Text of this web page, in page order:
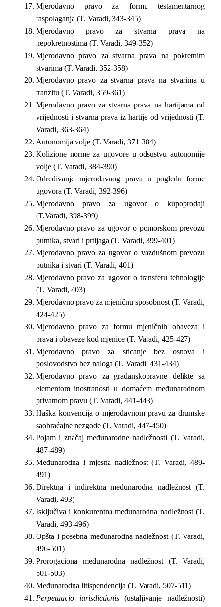
Mjerodavno pravo za formu testamentarnog
raspolaganja (T. Varadi, 343-345)
Mjerodavno pravo za stvarna prava na
nepokretnostima (T. Varadi, 349-352)
Mjerodavno pravo za stvarna prava na pokretnim
stvarima (T. Varadi, 352-358)
Mjerodavno pravo za stvarna prava na stvarima u
tranzitu (T. Varadi, 359-361)
Mjerodavno pravo za stvarna prava na hartijama od
vrijednosti i stvarna prava iz hartije od vrijednosti (T.
Varadi, 363-364)
Autonomija volje (T. Varadi, 371-384)
Kolizione norme za ugovore u odsustvu autonomije
volje (T. Varadi, 384-390)
Određivanje mjerodavnog prava u pogledu forme
ugovora (T. Varadi, 392-396)
Mjerodavno pravo za ugovor o kupoprodaji
(T.Varadi, 398-399)
Mjerodavno pravo za ugovor o pomorskom prevozu
putnika, stvari i prtljaga (T. Varadi, 399-401)
Mjerodavno pravo za ugovor o vazdušnom prevozu
putnika i stvari (T. Varadi, 401)
Mjerodavno pravo za ugovor o transferu tehnologije
(T. Varadi, 403)
Mjerodavno pravo za mjeničnu sposobnost (T. Varadi,
424-425)
Mjerodavno pravo za formu mjeničnih obaveza i
prava i obaveze kod mjenice (T. Varadi, 425-427)
Mjerodavno pravo za sticanje bez osnova i
poslovodstvo bez naloga (T. Varadi, 431-434)
Mjerodavno pravo za građanskopravne delikte sa
elementom inostranosti u domaćem međunarodnom
privatnom pravu (T. Varadi, 441-443)
Haška konvencija o mjerodavnom pravu za drumske
saobraćajne nezgode (T. Varadi, 447-450)
Pojam i značaj međunarodne nadležnosti (T. Varadi,
487-489)
Međunarodna i mjesna nadležnost (T. Varadi, 489-
491)
Direktna i indirektna međunarodna nadležnost (T.
Varadi, 493)
Isključiva i konkurentna međunarodna nadležnost (T.
Varadi, 493-496)
Opšta i posebna međunarodna nadležnost (T. Varadi,
496-501)
Prorogaciona međunarodna nadležnost (T. Varadi,
501-503)
Međunarodna litispendencija (T. Varadi, 507-511)
Perpetuacio iurisdictionis(ustaljivanje nadležnosti)